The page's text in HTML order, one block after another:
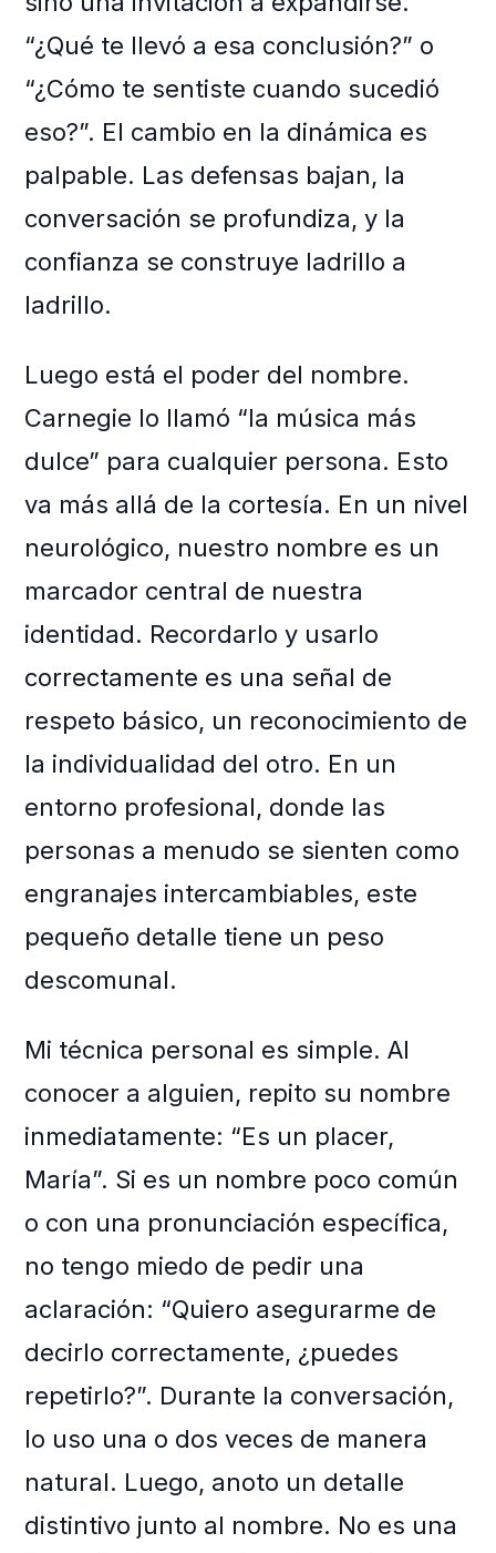
“¿Qué te llevó a esa conclusión?” o
“¿Cómo te sentiste cuando sucedió
eso?”. El cambio en la dinámica es
palpable. Las defensas bajan, la
conversación se profundiza, y la
confianza se construye ladrillo a
ladrillo.
Luego está el poder del nombre.
Carnegie lo llamó “la música más
dulce” para cualquier persona. Esto
va más allá de la cortesía. En un nivel
neurológico, nuestro nombre es un
marcador central de nuestra
identidad. Recordarlo y usarlo
correctamente es una señal de
respeto básico, un reconocimiento de
la individualidad del otro. En un
entorno profesional, donde las
personas a menudo se sienten como
engranajes intercambiables, este
pequeño detalle tiene un peso
descomunal.
Mi técnica personal es simple. Al
conocer a alguien, repito su nombre
inmediatamente: “Es un placer,
María”. Si es un nombre poco común
o con una pronunciación específica,
no tengo miedo de pedir una
aclaración: “Quiero asegurarme de
decirlo correctamente, ¿puedes
repetirlo?”. Durante la conversación,
lo uso una o dos veces de manera
natural. Luego, anoto un detalle
distintivo junto al nombre. No es una